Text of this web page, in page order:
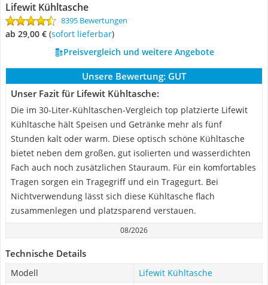
Lifewit Kühltasche
8395 Bewertungen
ab 29,00 € ( Sofort lieferbar)
Preisvergleich und weitere Angebote
Unsere Bewertung: GUT
Unser Fazit für Lifewit Kühltasche:
Die im 30-Liter-Kühltaschen-Vergleich top platzierte Lifewit
Kühltasche hält Speisen und Getränke mehr als fünf
Stunden kalt oder warm. Diese optisch schöne Kühltasche
bietet neben dem großen, gut isolierten und wasserdichten
Fach auch noch zusätzlichen Stauraum. Für ein komfortables
Tragen sorgen ein Tragegriff und ein Tragegurt. Bei
Nichtverwendung lässt sich diese Kühltasche flach
zusammenlegen und platzsparend verstauen.
08/2026
Technische Details
Modell
Lifewit Kühltasche